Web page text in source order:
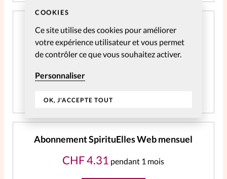
COOKIES
Ce site utilise des cookies pour améliorer
votre expérience utilisateur et vous permet
de contrôler ce que vous souhaitez activer.
Personnaliser
OK, J'ACCEPTE TOUT
Abonnement SpirituElles Web 2 ans
CHF39.04
Abonnement SpirituElles Web mensuel
CHF4.31 pendant 1 mois